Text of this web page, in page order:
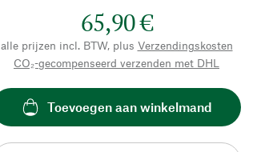
65,90 €
alle prijzen incl. BTW, plus Verzendingskosten
CO₂-gecompenseerd verzenden met DHL
Toevoegen aan winkelmand